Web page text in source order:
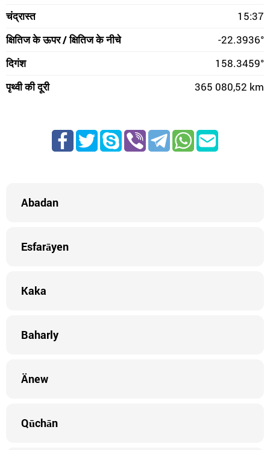
चंद्रास्त
15:37
क्षितिज के ऊपर / क्षितिज के नीचे
-22.3936°
दिगंश
158.3459°
पृथ्वी की दूरी
365 080,52 km
Abadan
Esfarāyen
Kaka
Baharly
Änew
Qūchān